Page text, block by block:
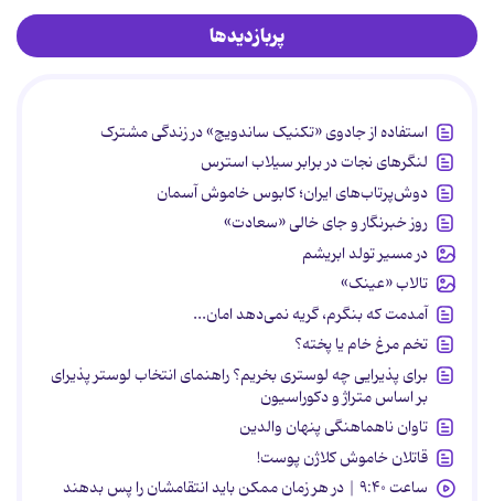
پربازدیدها
استفاده از جادوی «تکنیک ساندویچ» در زندگی مشترک
لنگرهای نجات در برابر سیلاب استرس
دوش‌پرتاب‌های ایران؛ کابوس خاموش آسمان
روز خبرنگار و جای خالی «سعادت»
در مسیر تولد ابریشم
تالاب «عینک»
آمدمت که بنگرم، گریه نمی‌دهد امان...
تخم مرغ خام یا پخته؟
برای پذیرایی چه لوستری بخریم؟ راهنمای انتخاب لوستر پذیرای
بر اساس متراژ و دکوراسیون
تاوان ناهماهنگی پنهان والدین
قاتلان خاموش کلاژن پوست!
ساعت ۹:۴۰ | در هر زمان ممکن باید انتقامشان را پس بدهند